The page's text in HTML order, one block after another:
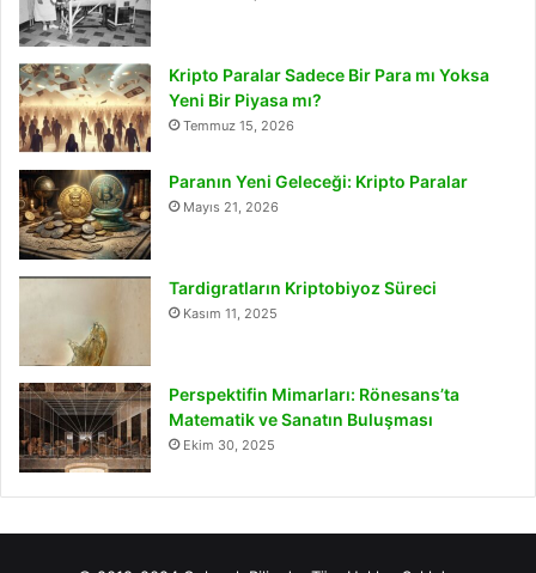
Kripto Paralar Sadece Bir Para mı Yoksa
Yeni Bir Piyasa mı?
Temmuz 15, 2026
Paranın Yeni Geleceği: Kripto Paralar
Mayıs 21, 2026
Tardigratların Kriptobiyoz Süreci
Kasım 11, 2025
Perspektifin Mimarları: Rönesans’ta
Matematik ve Sanatın Buluşması
Ekim 30, 2025